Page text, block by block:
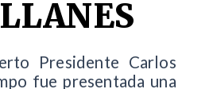
Presidente Carlos
fue presentada una